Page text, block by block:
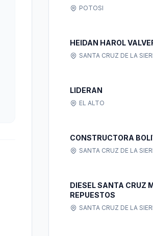
ANA S.R.L.
POTOSI
HEIDAN HAROL
SANTA CRUZ DE LA
LIDERAN
EL ALTO
CONSTRUCTORA
SANTA CRUZ DE LA
DIESEL SANTA CRUZ
REPUESTOS
SANTA CRUZ DE LA